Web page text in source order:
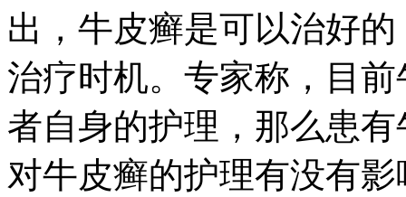
出，牛皮癣是可以治好
治疗时机。专家称，目
者自身的护理，那么患
对牛皮癣的护理有没有